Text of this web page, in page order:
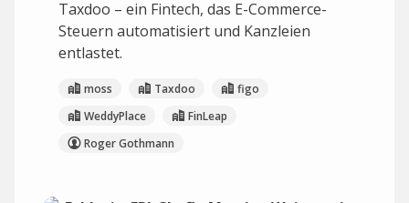
Taxdoo – ein Fintech, das E-Commerce-
Steuern automatisiert und Kanzleien
entlastet.
moss Taxdoo
figo
WeddyPlace
FinLeap
Roger Gothmann